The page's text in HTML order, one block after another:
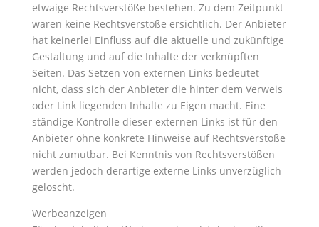
etwaige Rechtsverstöße bestehen. Zu dem Zeitpunkt
waren keine Rechtsverstöße ersichtlich. Der Anbieter
hat keinerlei Einfluss auf die aktuelle und zukünftige
Gestaltung und auf die Inhalte der verknüpften
Seiten. Das Setzen von externen Links bedeutet
nicht, dass sich der Anbieter die hinter dem Verweis
oder Link liegenden Inhalte zu Eigen macht. Eine
ständige Kontrolle dieser externen Links ist für den
Anbieter ohne konkrete Hinweise auf Rechtsverstöße
nicht zumutbar. Bei Kenntnis von Rechtsverstößen
werden jedoch derartige externe Links unverzüglich
gelöscht.
Werbeanzeigen